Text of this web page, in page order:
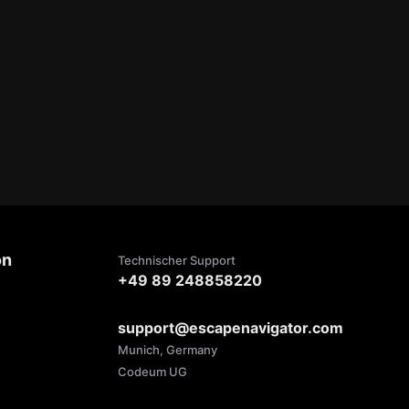
Technischer Support
+49 89 248858220
support@escapenavigator.com
Munich, Germany
Codeum UG